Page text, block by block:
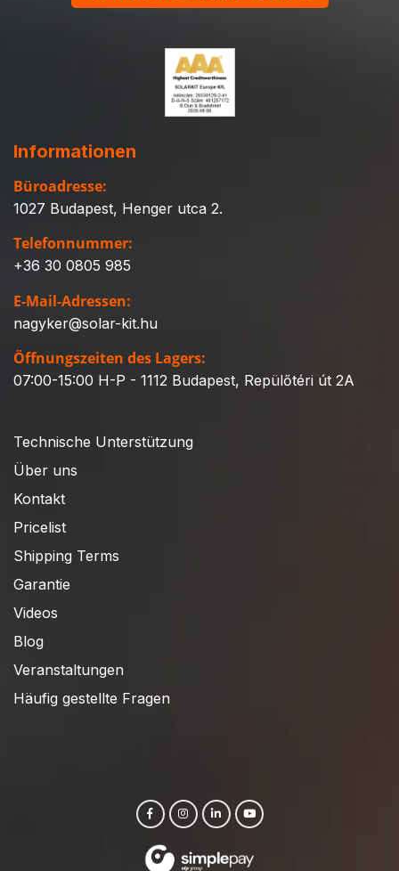
Informationen
Büroadresse:
1027 Budapest, Henger utca 2.
Telefonnummer:
+36 30 0805 985
E-Mail-Adressen:
nagyker@solar-kit.hu
Öffnungszeiten des Lagers:
07:00-15:00 H-P - 1112 Budapest, Repülőtéri út 2A
Technische Unterstützung
Über uns
Kontakt
Pricelist
Shipping Terms
Garantie
Videos
Blog
Veranstaltungen
Häufig gestellte Fragen